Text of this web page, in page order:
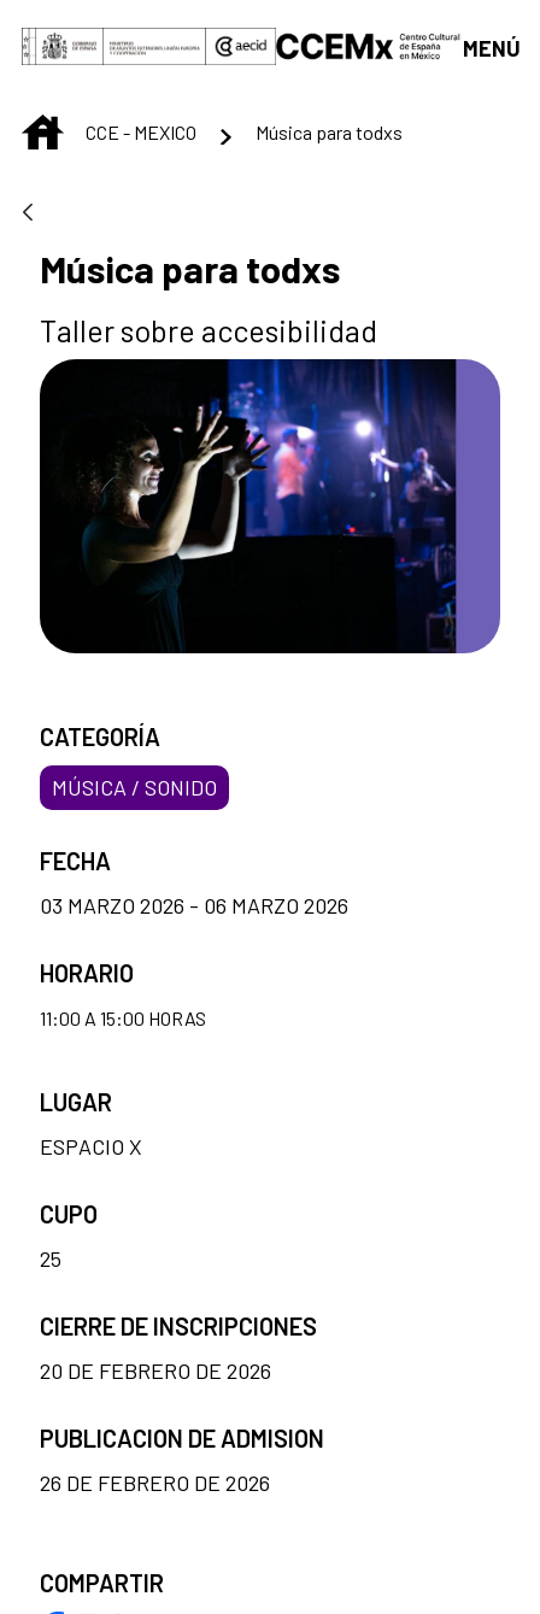
Saltar al contenido principal
MENÚ
INICIOCCE - MEXICO Música para todxs
Música para todxs
Taller sobre accesibilidad
CATEGORÍA
MÚSICA / SONIDO
FECHA
03 MARZO 2026 - 06 MARZO 2026
HORARIO
11:00 A 15:00 HORAS
LUGAR
ESPACIO X
CUPO
25
CIERRE DE INSCRIPCIONES
20 DE FEBRERO DE 2026
PUBLICACION DE ADMISION
26 DE FEBRERO DE 2026
COMPARTIR